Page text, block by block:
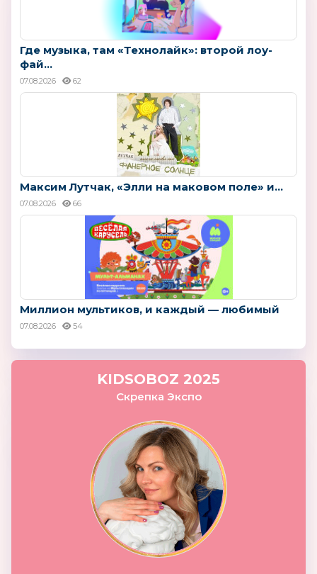
Где музыка, там «Технолайк»: второй лоу-
фай...
07.08.2026 62
Максим Лутчак, «Элли на маковом поле» и...
07.08.2026 66
Миллион мультиков, и каждый — любимый
07.08.2026 54
KIDSOBOZ 2025
Скрепка Экспо